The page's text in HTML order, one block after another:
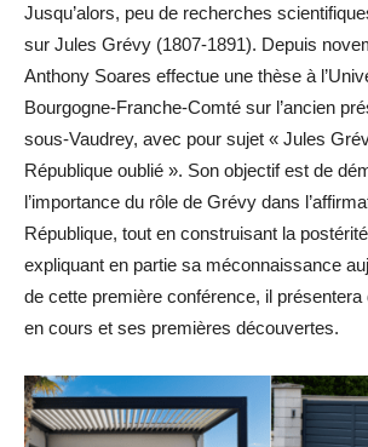
Jusqu’alors, peu de recherches
sur Jules Grévy (1807-1891). Depuis
Anthony Soares effectue une thèse à
Bourgogne-Franche-Comté sur l’ancien
sous-Vaudrey, avec pour sujet « Jules
République oublié ». Son objectif est de
l’importance du rôle de Grévy dans
République, tout en construisant la
expliquant en partie sa méconnaissance
de cette première conférence, il
en cours et ses premières découvertes.